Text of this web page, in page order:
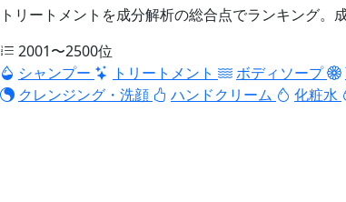
トリートメントを成分解析の総合点でランキング。
2001〜2500位
シャンプー
トリートメント ボディソープ
クレンジング・洗顔
ハンドクリーム 化粧水